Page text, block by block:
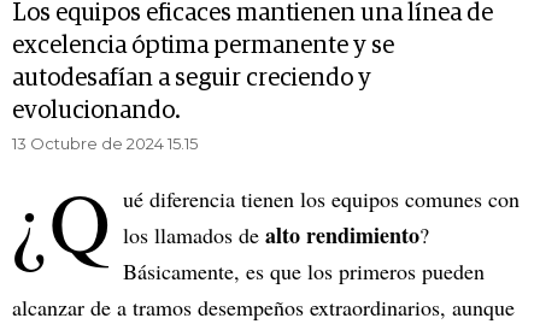
Los equipos eficaces mantienen una línea de
excelencia óptima permanente y se
autodesafían a seguir creciendo y
evolucionando.
13 Octubre de 2024 15.15
¿Q ué diferencia tienen los equipos comunes con
los llamados de alto rendimiento?
Básicamente, es que los primeros pueden
alcanzar de a tramos desempeños extraordinarios, aunque